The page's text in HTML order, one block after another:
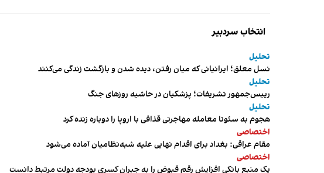
انتخاب سردبیر
تحلیل
نسل معلق؛ ایرانیانی که میان رفتن، دیده شدن و بازگشت زندگی می‌کنند
تحلیل
رییس‌جمهور تشریفات؛ پزشکیان در حاشیه روزهای جنگ
تحلیل
هجوم به سئوتا معامله مهاجرتی قذافی با اروپا را دوباره زنده کرد
اختصاصی
مقام عراقی: بغداد برای اقدام نهایی علیه شبه‌نظامیان آماده می‌شود
اختصاصی
یک منبع بانکی افزایش رقم قبوض را به جبران کسری بودجه دولت مرتبط دانست